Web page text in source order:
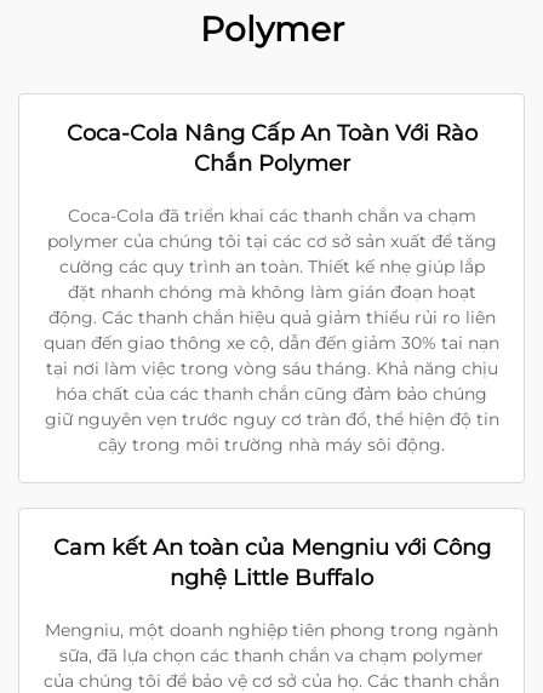
Polymer
Coca-Cola Nâng Cấp An Toàn Với Rào
Chắn Polymer
Coca-Cola đã triển khai các thanh chắn va chạm
polymer của chúng tôi tại các cơ sở sản xuất để tăng
cường các quy trình an toàn. Thiết kế nhẹ giúp lắp
đặt nhanh chóng mà không làm gián đoạn hoạt
động. Các thanh chắn hiệu quả giảm thiểu rủi ro liên
quan đến giao thông xe cộ, dẫn đến giảm 30% tai nạn
tại nơi làm việc trong vòng sáu tháng. Khả năng chịu
hóa chất của các thanh chắn cũng đảm bảo chúng
giữ nguyên vẹn trước nguy cơ tràn đổ, thể hiện độ tin
cậy trong môi trường nhà máy sôi động.
Cam kết An toàn của Mengniu với Công
nghệ Little Buffalo
Mengniu, một doanh nghiệp tiên phong trong ngành
sữa, đã lựa chọn các thanh chắn va chạm polymer
của chúng tôi để bảo vệ cơ sở của họ. Các thanh chắn